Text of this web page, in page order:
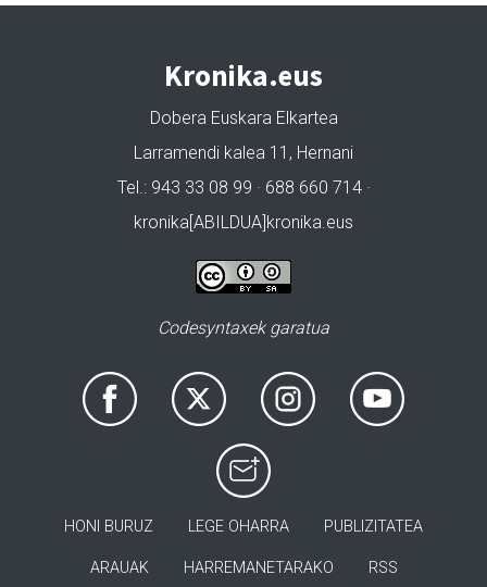
Kronika.eus
Dobera Euskara Elkartea
Larramendi kalea 11, Hernani
Tel.: 943 33 08 99 · 688 660 714 ·
kronika[ABILDUA]kronika.eus
Codesyntaxek garatua
HONI BURUZ LEGE OHARRA PUBLIZITATEA
ARAUAK HARREMANETARAKO RSS